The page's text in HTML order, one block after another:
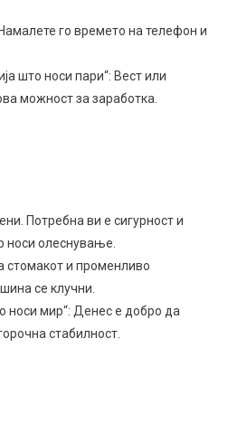
го времето на телефон и
што носи пари“: Вест или
можност за заработка.
Потребна ви е сигурност и
носи олеснување.
стомакот и променливо
се клучни.
мир“: Денес е добро да
стабилност.